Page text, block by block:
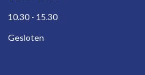
10.30 - 15.30
Gesloten